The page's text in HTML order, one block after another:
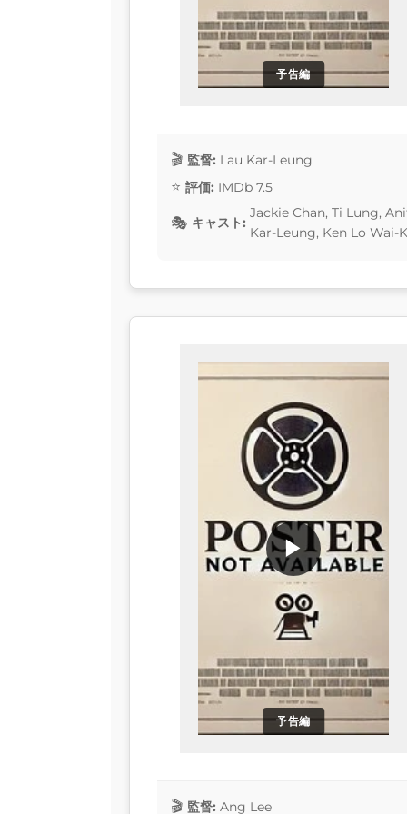
予告編
監督: Lau Kar-Leung
評価: IMDb 7.5
キャスト:
Jackie Chan, Ti Lung,
Kar-Leung, Ken Lo Wai-
予告編
▶
監督: Ang Lee